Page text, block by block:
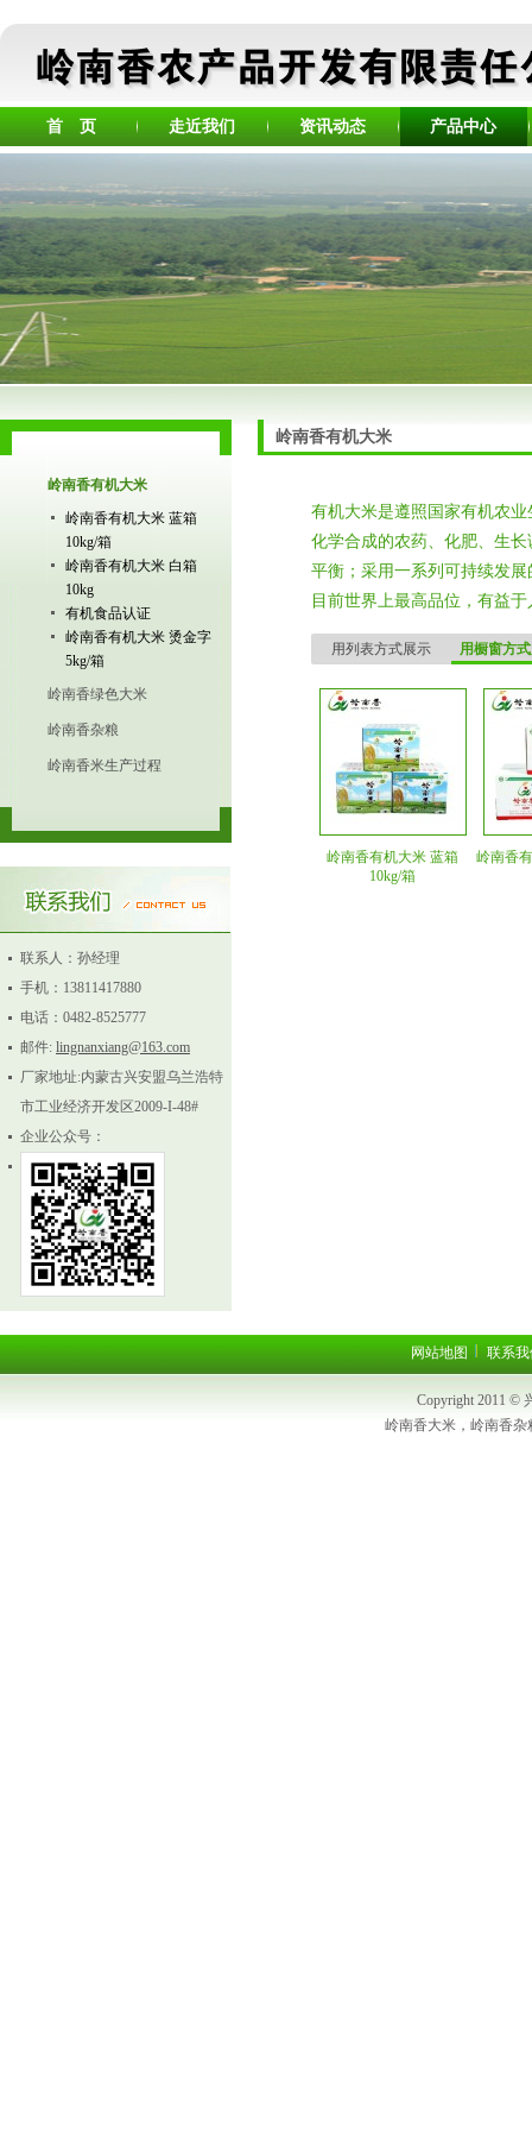
首 页 走近我们 资讯动态 产品中心
岭南香有机大米
岭南香有机大米 蓝箱
10kg/箱
岭南香有机大米 白箱
10kg
有机食品认证
岭南香有机大米 烫金字
5kg/箱
岭南香绿色大米
岭南香杂粮
岭南香米生产过程
联系人：孙经理
手机：13811417880
电话：0482-8525777
邮件: lingnanxiang@163.com
厂家地址:内蒙古兴安盟乌兰浩特
市工业经济开发区2009-I-48#
企业公众号：
岭南香有机大米
有机大米是遵照国家有机农
化学合成的农药、化肥、生
平衡；采用一系列可持续发
目前世界上最高品位，有益
用列表方式展示 用橱窗方
岭南香有机大米 蓝箱
10kg/箱
岭南香
网站地图 联系
Copyright 2011 ©
岭南香大米，岭南香